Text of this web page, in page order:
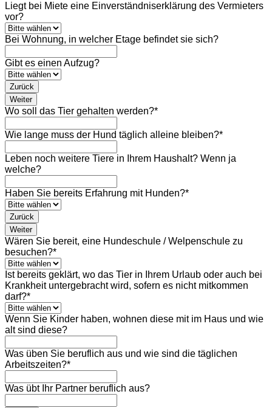
Liegt bei Miete eine Einverständniserklärung des Vermieters
vor?
Bei Wohnung, in welcher Etage befindet sie sich?
Gibt es einen Aufzug?
Zurück
Weiter
Wo soll das Tier gehalten werden?*
Wie lange muss der Hund täglich alleine bleiben?*
Leben noch weitere Tiere in Ihrem Haushalt? Wenn ja
welche?
Haben Sie bereits Erfahrung mit Hunden?*
Zurück
Weiter
Wären Sie bereit, eine Hundeschule / Welpenschule zu
besuchen?*
Ist bereits geklärt, wo das Tier in Ihrem Urlaub oder auch bei
Krankheit untergebracht wird, sofern es nicht mitkommen
darf?*
Wenn Sie Kinder haben, wohnen diese mit im Haus und wie
alt sind diese?
Was üben Sie beruflich aus und wie sind die täglichen
Arbeitszeiten?*
Was übt Ihr Partner beruflich aus?